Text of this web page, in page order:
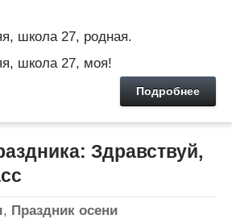
школа 27, родная.
школа 27, моя!
Подробнее
Здравствуй,
, Праздник осени